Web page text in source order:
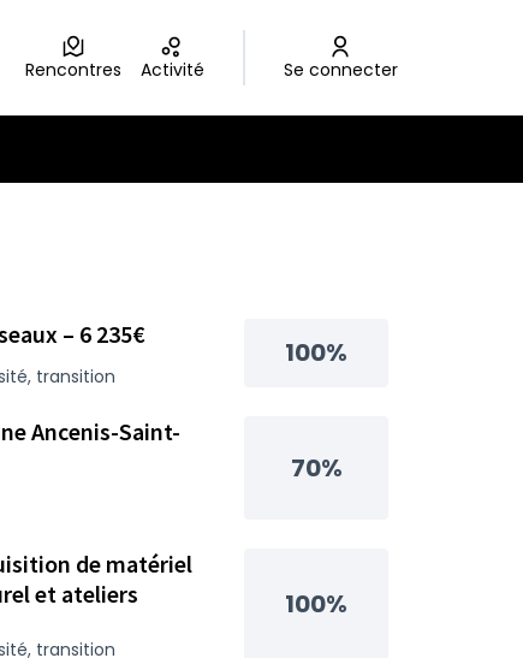
Rencontres Activité Se connecter
– 6 235€
transition
100%
Ancenis-Saint-
70%
de matériel
et ateliers
transition
100%